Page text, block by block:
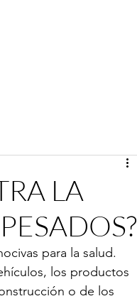
LA
para la salud.
los productos
o de los